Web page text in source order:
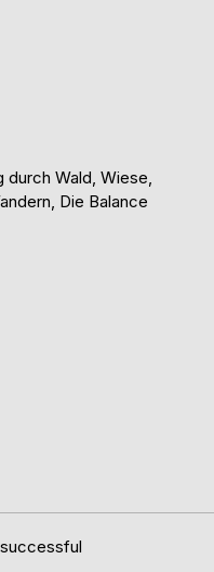
Wald, Wiese,
Die Balance